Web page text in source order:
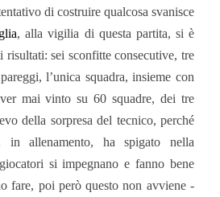
di costruire qualcosa svanisce
, alla vigilia di questa partita, si è
risultati: sei sconfitte consecutive, tre
l’unica squadra, insieme con
mai vinto su 60 squadre, dei tre
della sorpresa del tecnico, perché
in allenamento, ha spigato nella
si impegnano e fanno bene
fare, poi però questo non avviene -